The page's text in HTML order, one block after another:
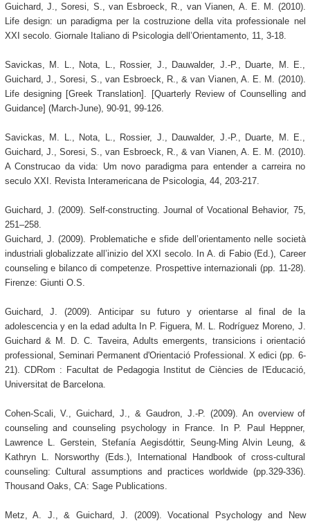
Guichard, J., Soresi, S., van Esbroeck, R., van Vianen, A. E. M. (2010).
Life design: un paradigma per la costruzione della vita professionale nel
XXI secolo. Giornale Italiano di Psicologia dell’Orientamento, 11, 3-18.
Savickas, M. L., Nota, L., Rossier, J., Dauwalder, J.-P., Duarte, M. E.,
Guichard, J., Soresi, S., van Esbroeck, R., & van Vianen, A. E. M. (2010).
Life designing [Greek Translation]. [Quarterly Review of Counselling and
Guidance] (March-June), 90-91, 99-126.
Savickas, M. L., Nota, L., Rossier, J., Dauwalder, J.-P., Duarte, M. E.,
Guichard, J., Soresi, S., van Esbroeck, R., & van Vianen, A. E. M. (2010).
A Construcao da vida: Um novo paradigma para entender a carreira no
seculo XXI. Revista Interamericana de Psicologia, 44, 203-217.
Guichard, J. (2009). Self-constructing. Journal of Vocational Behavior, 75,
251–258.
Guichard, J. (2009). Problematiche e sfide dell’orientamento nelle società
industriali globalizzate all’inizio del XXI secolo. In A. di Fabio (Ed.), Career
counseling e bilanco di competenze. Prospettive internazionali (pp. 11-28).
Firenze: Giunti O.S.
Guichard, J. (2009). Anticipar su futuro y orientarse al final de la
adolescencia y en la edad adulta In P. Figuera, M. L. Rodríguez Moreno, J.
Guichard & M. D. C. Taveira, Adults emergents, transicions i orientació
professional, Seminari Permanent d'Orientació Professional. X edici (pp. 6-
21). CDRom : Facultat de Pedagogia Institut de Ciències de l'Educació,
Universitat de Barcelona.
Cohen-Scali, V., Guichard, J., & Gaudron, J.-P. (2009). An overview of
counseling and counseling psychology in France. In P. Paul Heppner,
Lawrence L. Gerstein, Stefanía Aegisdóttir, Seung-Ming Alvin Leung, &
Kathryn L. Norsworthy (Eds.), International Handbook of cross-cultural
counseling: Cultural assumptions and practices worldwide (pp.329-336).
Thousand Oaks, CA: Sage Publications.
Metz, A. J., & Guichard, J. (2009). Vocational Psychology and New